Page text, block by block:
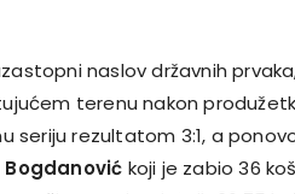
naslov državnih
terenu nakon
seriju rezultatom 3:1, a
Bogdanović koji je zabio 36